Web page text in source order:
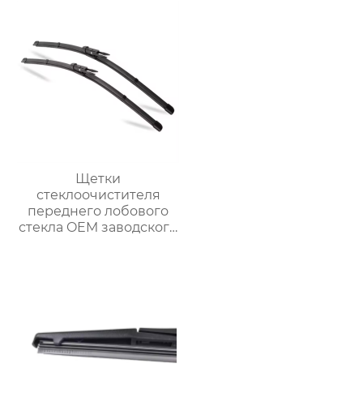
стеклоочистителя
Щетки
стеклоочистителя
переднего лобового
стекла OEM заводского